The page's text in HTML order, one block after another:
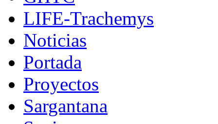
LIFE-Trachemys
Noticias
Portada
Proyectos
Sargantana